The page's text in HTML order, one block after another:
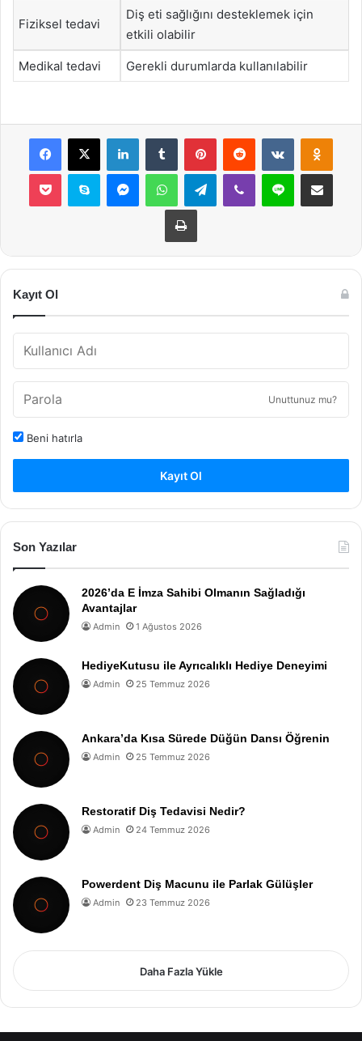
Fiziksel tedavi
Diş eti sağlığını desteklemek için
etkili olabilir
Medikal tedavi Gerekli durumlarda kullanılabilir
Facebook
X LinkedInTumblr PinterestReddit VKontakte
Pocket Skype MessengerWhatsAppTelegramViber Line E-Posta ile
Yazdır
Kayıt Ol
Unuttunuz mu?
Beni hatırla
Kayıt Ol
Son Yazılar
2026’da E İmza Sahibi Olmanın Sağladığı
Avantajlar
Admin 1 Ağustos 2026
HediyeKutusu ile Ayrıcalıklı Hediye Deneyimi
Admin 25 Temmuz 2026
Ankara’da Kısa Sürede Düğün Dansı Öğrenin
Admin 25 Temmuz 2026
Restoratif Diş Tedavisi Nedir?
Admin 24 Temmuz 2026
Powerdent Diş Macunu ile Parlak Gülüşler
Admin 23 Temmuz 2026
Daha Fazla Yükle